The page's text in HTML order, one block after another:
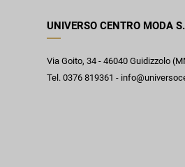
UNIVERSO CENTRO MODA
Via Goito, 34 - 46040 Guidizzolo
Tel. 0376 819361 -